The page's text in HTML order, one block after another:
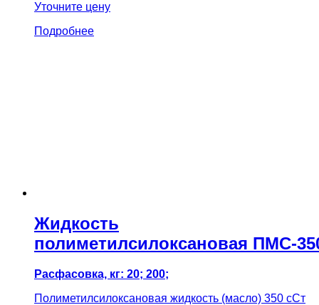
Уточните цену
Подробнее
Жидкость
полиметилсилоксановая ПМС-
Расфасовка, кг: 20; 200;
Полиметилсилоксановая жидкость (масло) 350 сСт